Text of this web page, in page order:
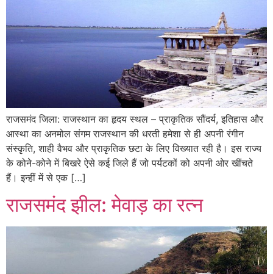
राजसमंद जिला: राजस्थान का हृदय स्थल – प्राकृतिक सौंदर्य, इतिहास और
आस्था का अनमोल संगम राजस्थान की धरती हमेशा से ही अपनी रंगीन
संस्कृति, शाही वैभव और प्राकृतिक छटा के लिए विख्यात रही है। इस राज्य
के कोने-कोने में बिखरे ऐसे कई जिले हैं जो पर्यटकों को अपनी ओर खींचते
हैं। इन्हीं में से एक […]
राजसमंद झील: मेवाड़ का रत्न